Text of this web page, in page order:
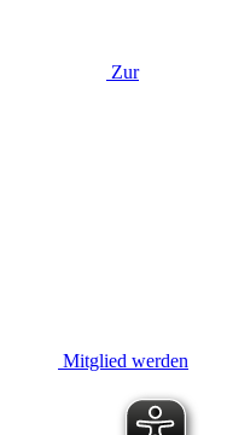
Zur
Mitglied werden